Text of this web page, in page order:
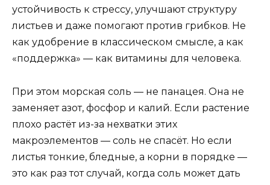
устойчивость к стрессу, улучшают структуру
листьев и даже помогают против грибков. Не
как удобрение в классическом смысле, а как
«поддержка» — как витамины для человека.
При этом морская соль — не панацея. Она не
заменяет азот, фосфор и калий. Если растение
плохо растёт из-за нехватки этих
макроэлементов — соль не спасёт. Но если
листья тонкие, бледные, а корни в порядке —
это как раз тот случай, когда соль может дать